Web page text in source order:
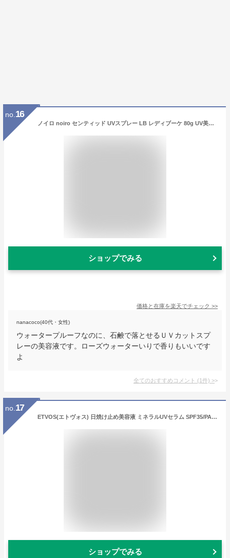
no. 16
ノイロ noiro センティッド UVスプレー LB レディブーケ 80g UV美容液 ウォータープルーフ 石けんで落とせる 日やけ止め 日焼け止め ハンド ボディー ローション クリーム 新品 送料無料
ショップでみる
価格と在庫を楽天でチェック >>
nanacoco(40代・女性)
ウォータープルーフなのに、石鹸で落とせるＵＶカットスプ
レーの美容液です。ローズウォーターいりで香りもいいです
よ
全てのおすすめコメント (1件) >
no. 17
ETVOS(エトヴォス) 日焼け止め美容液 ミネラルUVセラム SPF35/PA+++ 30g 化粧下地 紫外線吸収剤不使用
ショップでみる